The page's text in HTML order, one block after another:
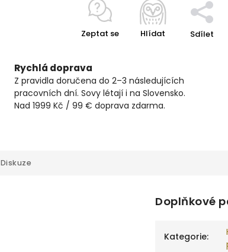
Zeptat se Hlídat Sdílet
Rychlá doprava
Z pravidla doručena do 2–3 následujících
pracovních dní. Sovy létají i na Slovensko.
Nad 1999 Kč / 99 € doprava zdarma.
Diskuze
Doplňkové
Kategorie: